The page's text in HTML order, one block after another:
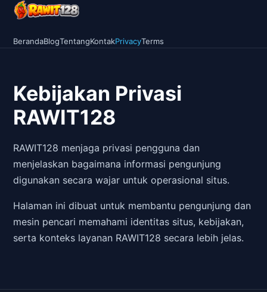
BerandaBlogTentangKontakPrivacyTerms
Kebijakan Privasi
RAWIT128
RAWIT128 menjaga privasi pengguna dan
menjelaskan bagaimana informasi pengunjung
digunakan secara wajar untuk operasional situs.
Halaman ini dibuat untuk membantu pengunjung dan
mesin pencari memahami identitas situs, kebijakan,
serta konteks layanan RAWIT128 secara lebih jelas.